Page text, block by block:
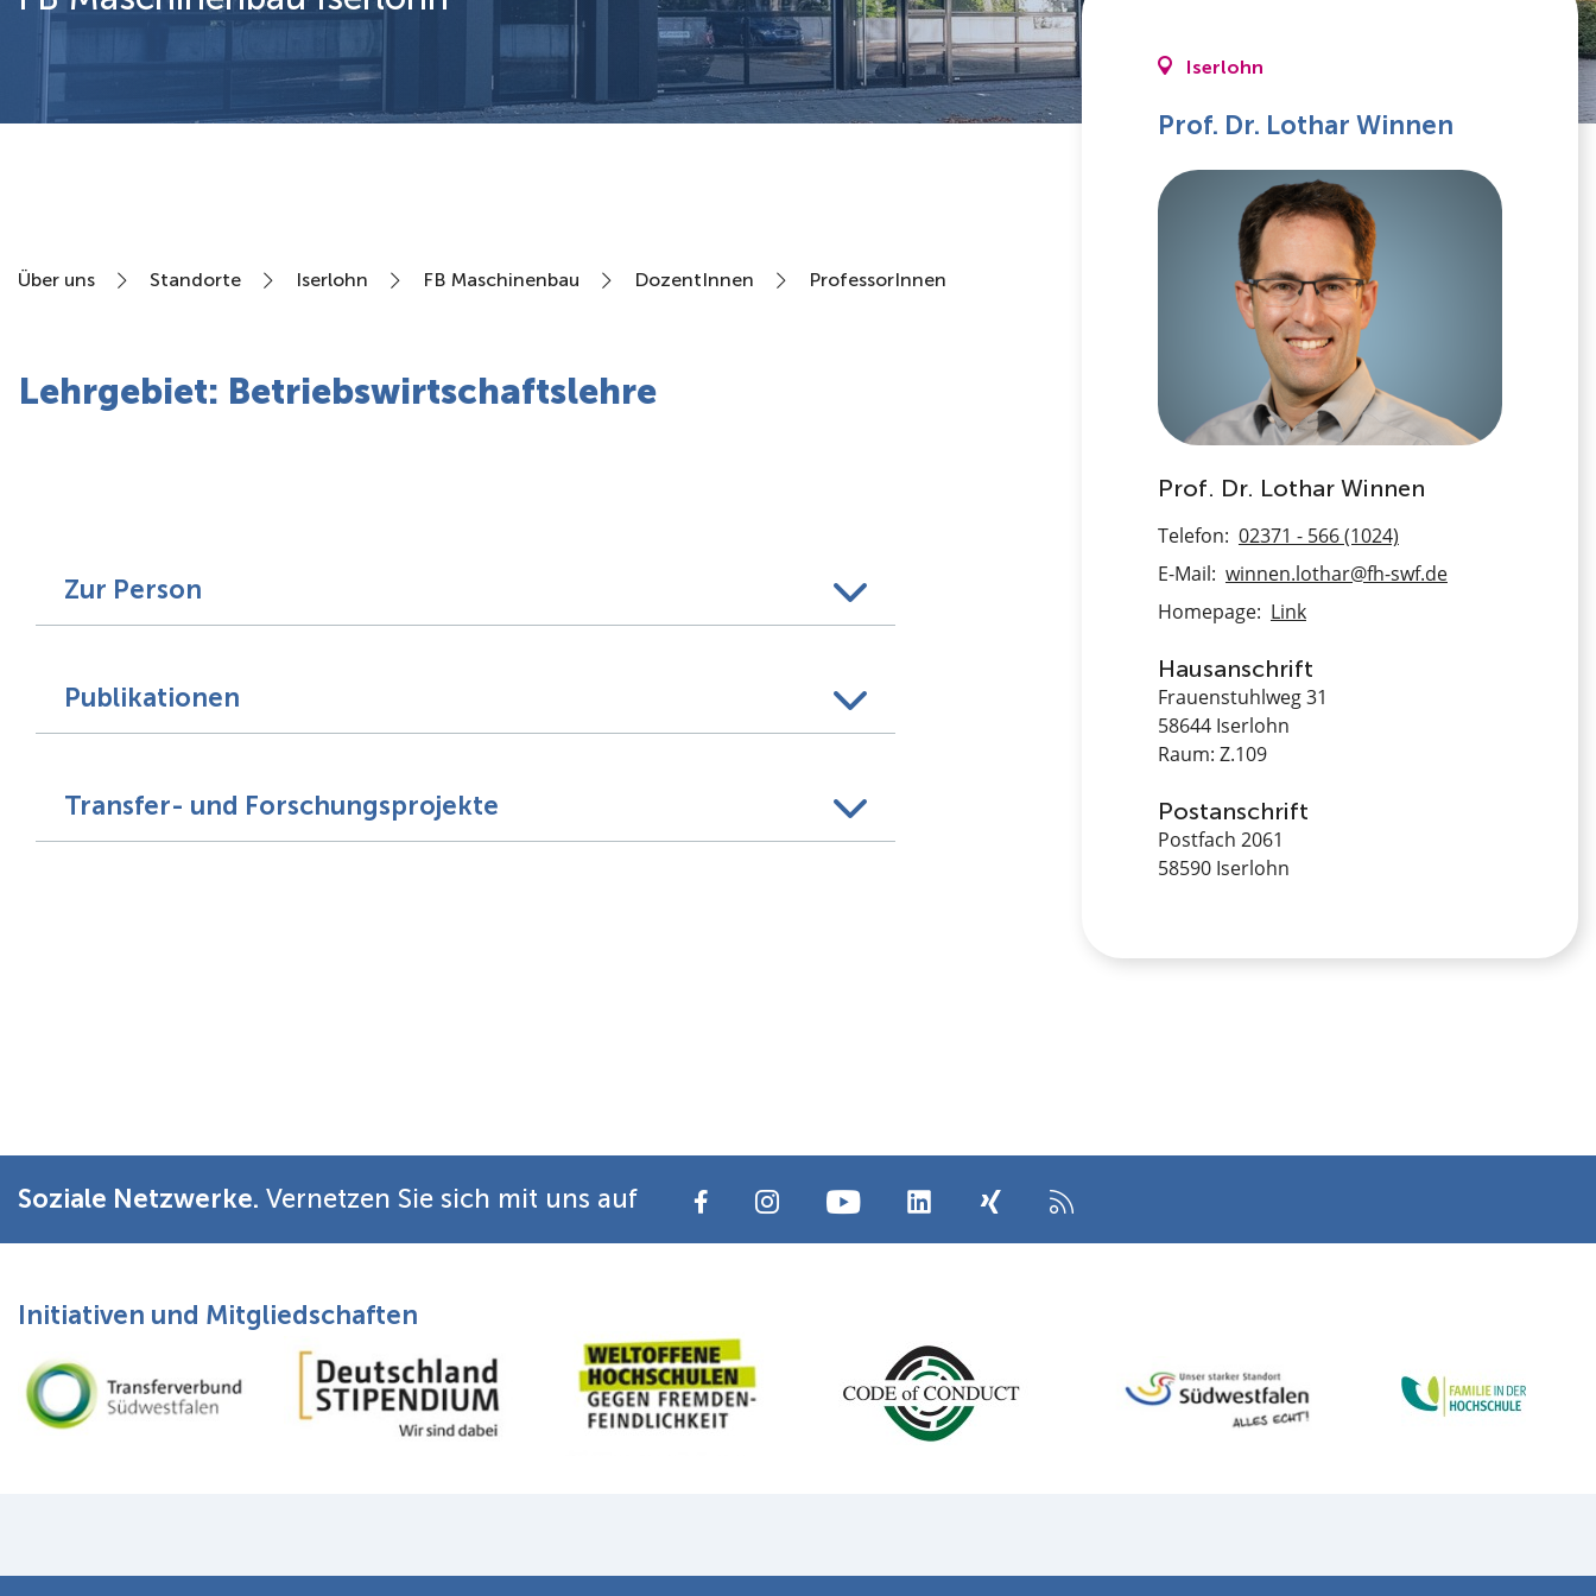
Über uns Standorte Iserlohn FB Maschinenbau DozentInnen ProfessorInnen
Lehrgebiet: Betriebswirtschaftslehre
Zur Person
Publikationen
Transfer- und Forschungsprojekte
Iserlohn
Prof. Dr. Lothar Winnen
Prof. Dr. Lothar Winnen
Telefon: 02371 - 566 (1024)
E-Mail: winnen.lothar@fh-swf.de
Homepage: Link
Hausanschrift
Frauenstuhlweg 31
58644 Iserlohn
Raum: Z.109
Postanschrift
Postfach 2061
58590 Iserlohn
Soziale Netzwerke. Vernetzen Sie sich mit uns auf
Initiativen und Mitgliedschaften